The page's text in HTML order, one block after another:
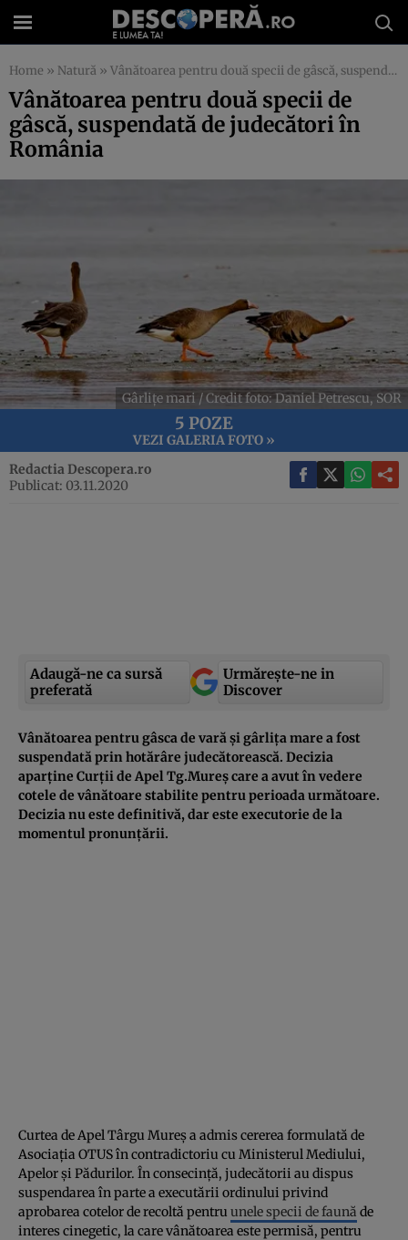
Home » Natură » Vânătoarea pentru două specii de gâscă, suspendată de judecători în România
Vânătoarea pentru două specii de
gâscă, suspendată de judecători în
România
Gârlițe mari / Credit foto: Daniel Petrescu, SOR
5 POZE
VEZI GALERIA FOTO »
Redactia Descopera.ro
Publicat: 03.11.2020
Adaugă-ne ca sursă
preferată
Urmărește-ne in
Discover
Vânătoarea pentru gâsca de vară și gârliţa mare a fost
suspendată prin hotărâre judecătorească. Decizia
aparține Curții de Apel Tg.Mureș care a avut în vedere
cotele de vânătoare stabilite pentru perioada următoare.
Decizia nu este definitivă, dar este executorie de la
momentul pronunțării.
Curtea de Apel Târgu Mureș a admis cererea formulată de
Asociaţia OTUS în contradictoriu cu Ministerul Mediului,
Apelor şi Pădurilor. În consecinţă, judecătorii au dispus
suspendarea în parte a executării ordinului privind
aprobarea cotelor de recoltă pentru unele specii de faună de
interes cinegetic, la care vânătoarea este permisă, pentru